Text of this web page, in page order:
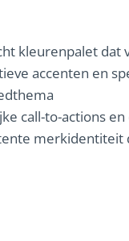
kleurenpalet
accenten en
call-to-actions
merkidentiteit